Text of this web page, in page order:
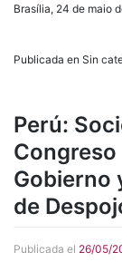
Brasília, 24 de maio
Publicada en Sin
Perú:
Gobierno
de
Publicada el 26/05/